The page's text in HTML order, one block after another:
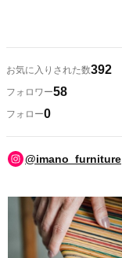
お気に入りされた数392
フォロワー58
フォロー0
@imano_furniture